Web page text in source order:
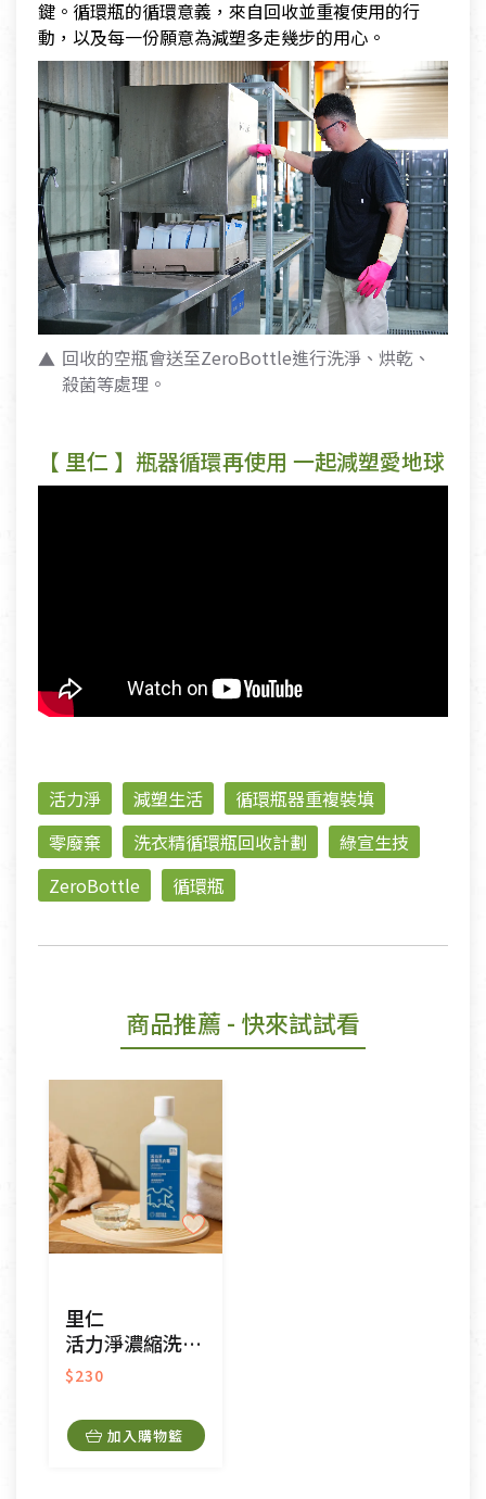
鍵。循環瓶的循環意義，來自回收並重複使用的行
動，以及每一份願意為減塑多走幾步的用心。
回收的空瓶會送至ZeroBottle進行洗淨、烘乾、
殺菌等處理。
【 里仁 】瓶器循環再使用 一起減塑愛地球
活力淨 減塑生活
循環瓶器重複裝填
零廢棄
洗衣精循環瓶回收計劃
綠宣生技
ZeroBottle
循環瓶
商品推薦 - 快來試試看
里仁
活力淨濃縮洗衣精
$230
加入購物籃